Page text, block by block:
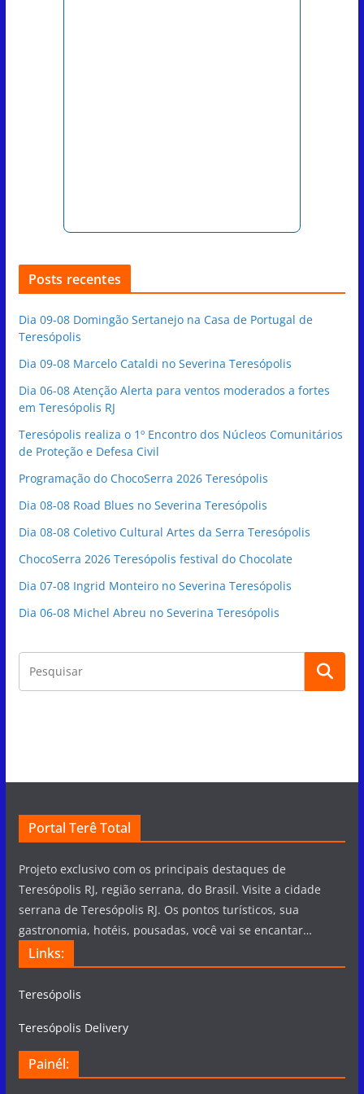
Posts recentes
Dia 09-08 Domingão Sertanejo na Casa de Portugal de
Teresópolis
Dia 09-08 Marcelo Cataldi no Severina Teresópolis
Dia 06-08 Atenção Alerta para ventos moderados a fortes
em Teresópolis RJ
Teresópolis realiza o 1º Encontro dos Núcleos Comunitários
de Proteção e Defesa Civil
Programação do ChocoSerra 2026 Teresópolis
Dia 08-08 Road Blues no Severina Teresópolis
Dia 08-08 Coletivo Cultural Artes da Serra Teresópolis
ChocoSerra 2026 Teresópolis festival do Chocolate
Dia 07-08 Ingrid Monteiro no Severina Teresópolis
Dia 06-08 Michel Abreu no Severina Teresópolis
Portal Terê Total
Projeto exclusivo com os principais destaques de
Teresópolis RJ, região serrana, do Brasil. Visite a cidade
serrana de Teresópolis RJ. Os pontos turísticos, sua
gastronomia, hotéis, pousadas, você vai se encantar…
Links:
Teresópolis
Teresópolis Delivery
Painél: